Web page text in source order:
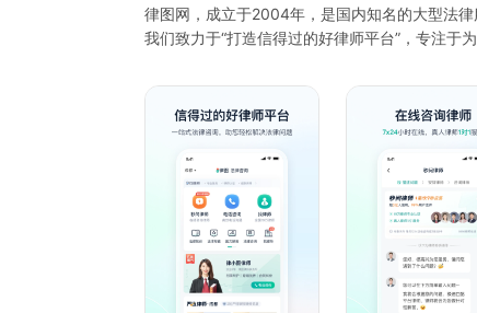
律图网，成立于2004年，是国内知名的大型法律
我们致力于“打造信得过的好律师平台”，专注于
我们的服务内容包括：律师咨询、合同协议拟
姻家庭事务处理、刑事辩护、劳动纠纷调处、房
【优质服务】
1.在线咨询：在线咨询全国律师，最快9秒响应
2.电话咨询：通过电话与全国专业律师沟通，高
3.找律师：优选19万律师，分布遍及全国600+
4.在线普法：多个普法栏目，通过图文、问答、
助力用户快速学习相关法律知识